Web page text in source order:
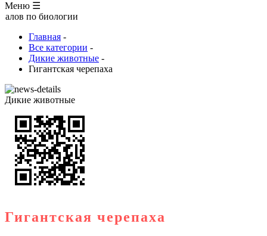
Меню ☰
Главная -
Все категории -
Дикие животные -
Гигантская черепаха
Дикие животные
Гигантская черепаха